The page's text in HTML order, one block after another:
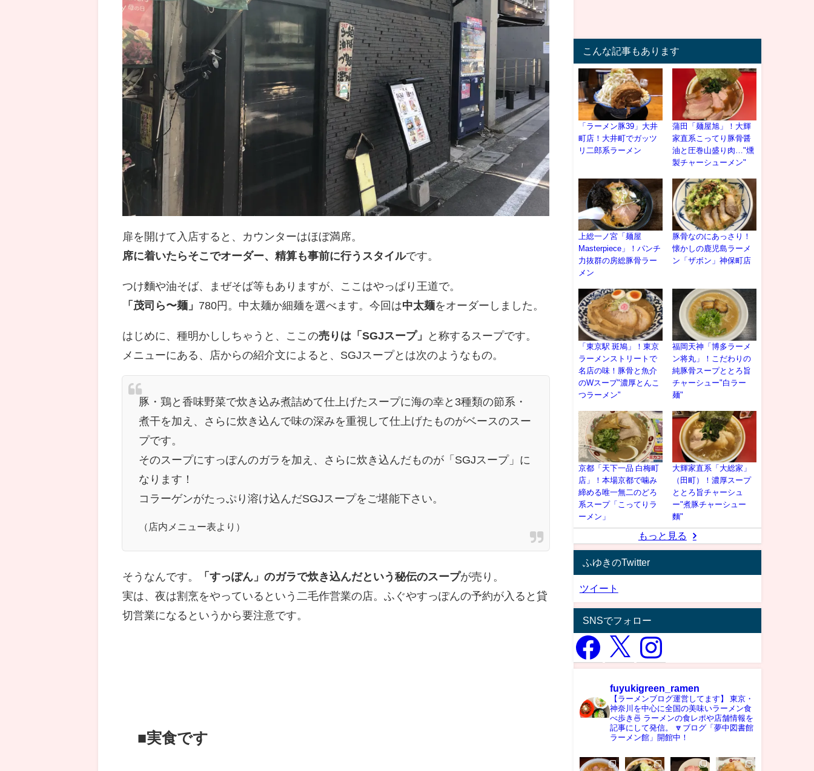
扉を開けて入店すると、カウンターはほぼ満席。
席に着いたらそこでオーダー、精算も事前に行うスタイルです。
つけ麵や油そば、まぜそば等もありますが、ここはやっぱり王道で。
「茂司ら〜麺」 780円。中太麺か細麺を選べます。今回は中太麺をオーダーしました。
はじめに、種明かししちゃうと、ここの売りは「SGJスープ」
と称するスープです。
メニューにある、店からの紹介文によると、SGJスープとは次のようなもの。
豚・鶏と香味野菜で炊き込み煮詰めて仕上げたスープに海の幸と3種類の節系・
煮干を加え、さらに炊き込んで味の深みを重視して仕上げたものがベースのスー
プです。
そのスープにすっぽんのガラを加え、さらに炊き込んだものが「SGJスープ」に
なります！
コラーゲンがたっぷり溶け込んだSGJスープをご堪能下さい。
（店内メニュー表より）
そうなんです。 「すっぽん」のガラで炊き込んだという秘伝のスープが売り。
実は、夜は割烹をやっているという二毛作営業の店。ふぐやすっぽんの予約が入ると貸
切営業になるというから要注意です。
■実食です
こんな記事もあります
「ラーメン豚39」大井
町店！大井町でガッツ
リ二郎系ラーメン
蒲田「麺屋旭」！大輝
家直系こってり豚骨醤
油と圧巻山盛り肉…"燻
製チャーシューメン"
上総一ノ宮「麺屋
Masterpiece」！パンチ
力抜群の房総豚骨ラー
メン
豚骨なのにあっさり！
懐かしの鹿児島ラーメ
ン「ザボン」神保町店
「東京駅 斑鳩」！東京
ラーメンストリートで
名店の味！豚骨と魚介
のWスープ"濃厚とんこ
つラーメン"
福岡天神「博多ラーメ
ン将丸」！こだわりの
純豚骨スープととろ旨
チャーシュー"白ラー
麺"
京都「天下一品 白梅町
店」！本場京都で噛み
締める唯一無二のどろ
系スープ「こってりラ
ーメン」
大輝家直系「大総家」
（田町）！濃厚スープ
ととろ旨チャーシュ
ー"煮豚チャーシュー
麵"
もっと見る
ふゆきのTwitter
ツイート
SNSでフォロー
fuyukigreen_ramen
【ラーメンブログ運営してます】
東京・
神奈川を中心に全国の美味いラーメン食
べ歩き🍜 ラーメンの食レポや店舗情報を
記事にして発信。
🔽ブログ「夢中図書館
ラーメン館」開館中！